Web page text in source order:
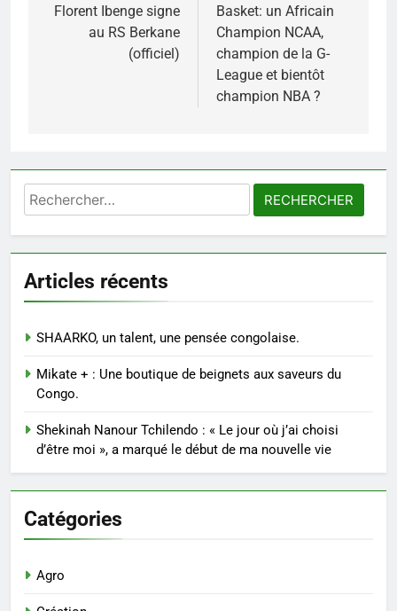
de
Florent Ibenge signe
au RS Berkane
(officiel)
Basket: un Africain
Champion NCAA,
champion de la G-
League et bientôt
champion NBA ?
Rechercher :
Articles récents
SHAARKO, un talent, une pensée congolaise.
Mikate + : Une boutique de beignets aux saveurs du
Congo.
Shekinah Nanour Tchilendo : « Le jour où j’ai choisi
d’être moi », a marqué le début de ma nouvelle vie
Catégories
Agro